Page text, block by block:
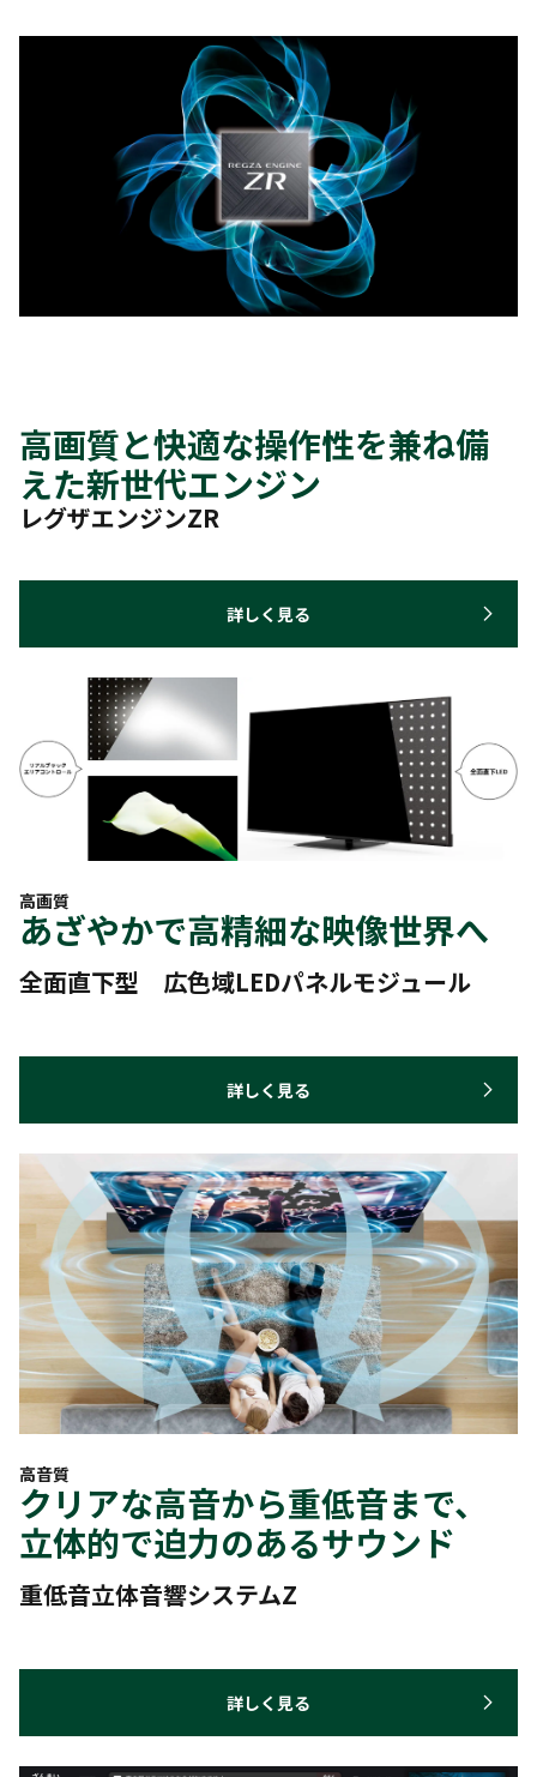
高画質と快適な操作性を兼ね備
えた新世代エンジン
レグザエンジンZR
詳しく見る
高画質
あざやかで高精細な映像世界へ
全面直下型 広色域LEDパネルモジュール
詳しく見る
高音質
クリアな高音から重低音まで、
立体的で迫力のあるサウンド
重低音立体音響システムZ
詳しく見る